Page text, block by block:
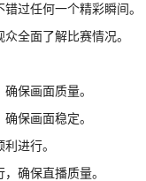
过任何一个精彩瞬间。
全面了解比赛情况。
保画面质量。
保画面稳定。
进行。
确保直播质量。